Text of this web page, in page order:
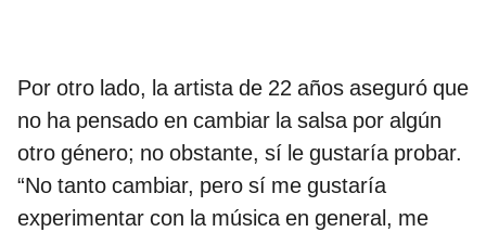
Por otro lado, la artista de 22 años aseguró que
no ha pensado en cambiar la salsa por algún
otro género; no obstante, sí le gustaría probar.
“No tanto cambiar, pero sí me gustaría
experimentar con la música en general, me